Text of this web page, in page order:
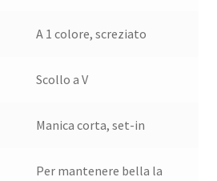
A 1 colore, screziato
Scollo a V
Manica corta, set-in
Per mantenere bella la